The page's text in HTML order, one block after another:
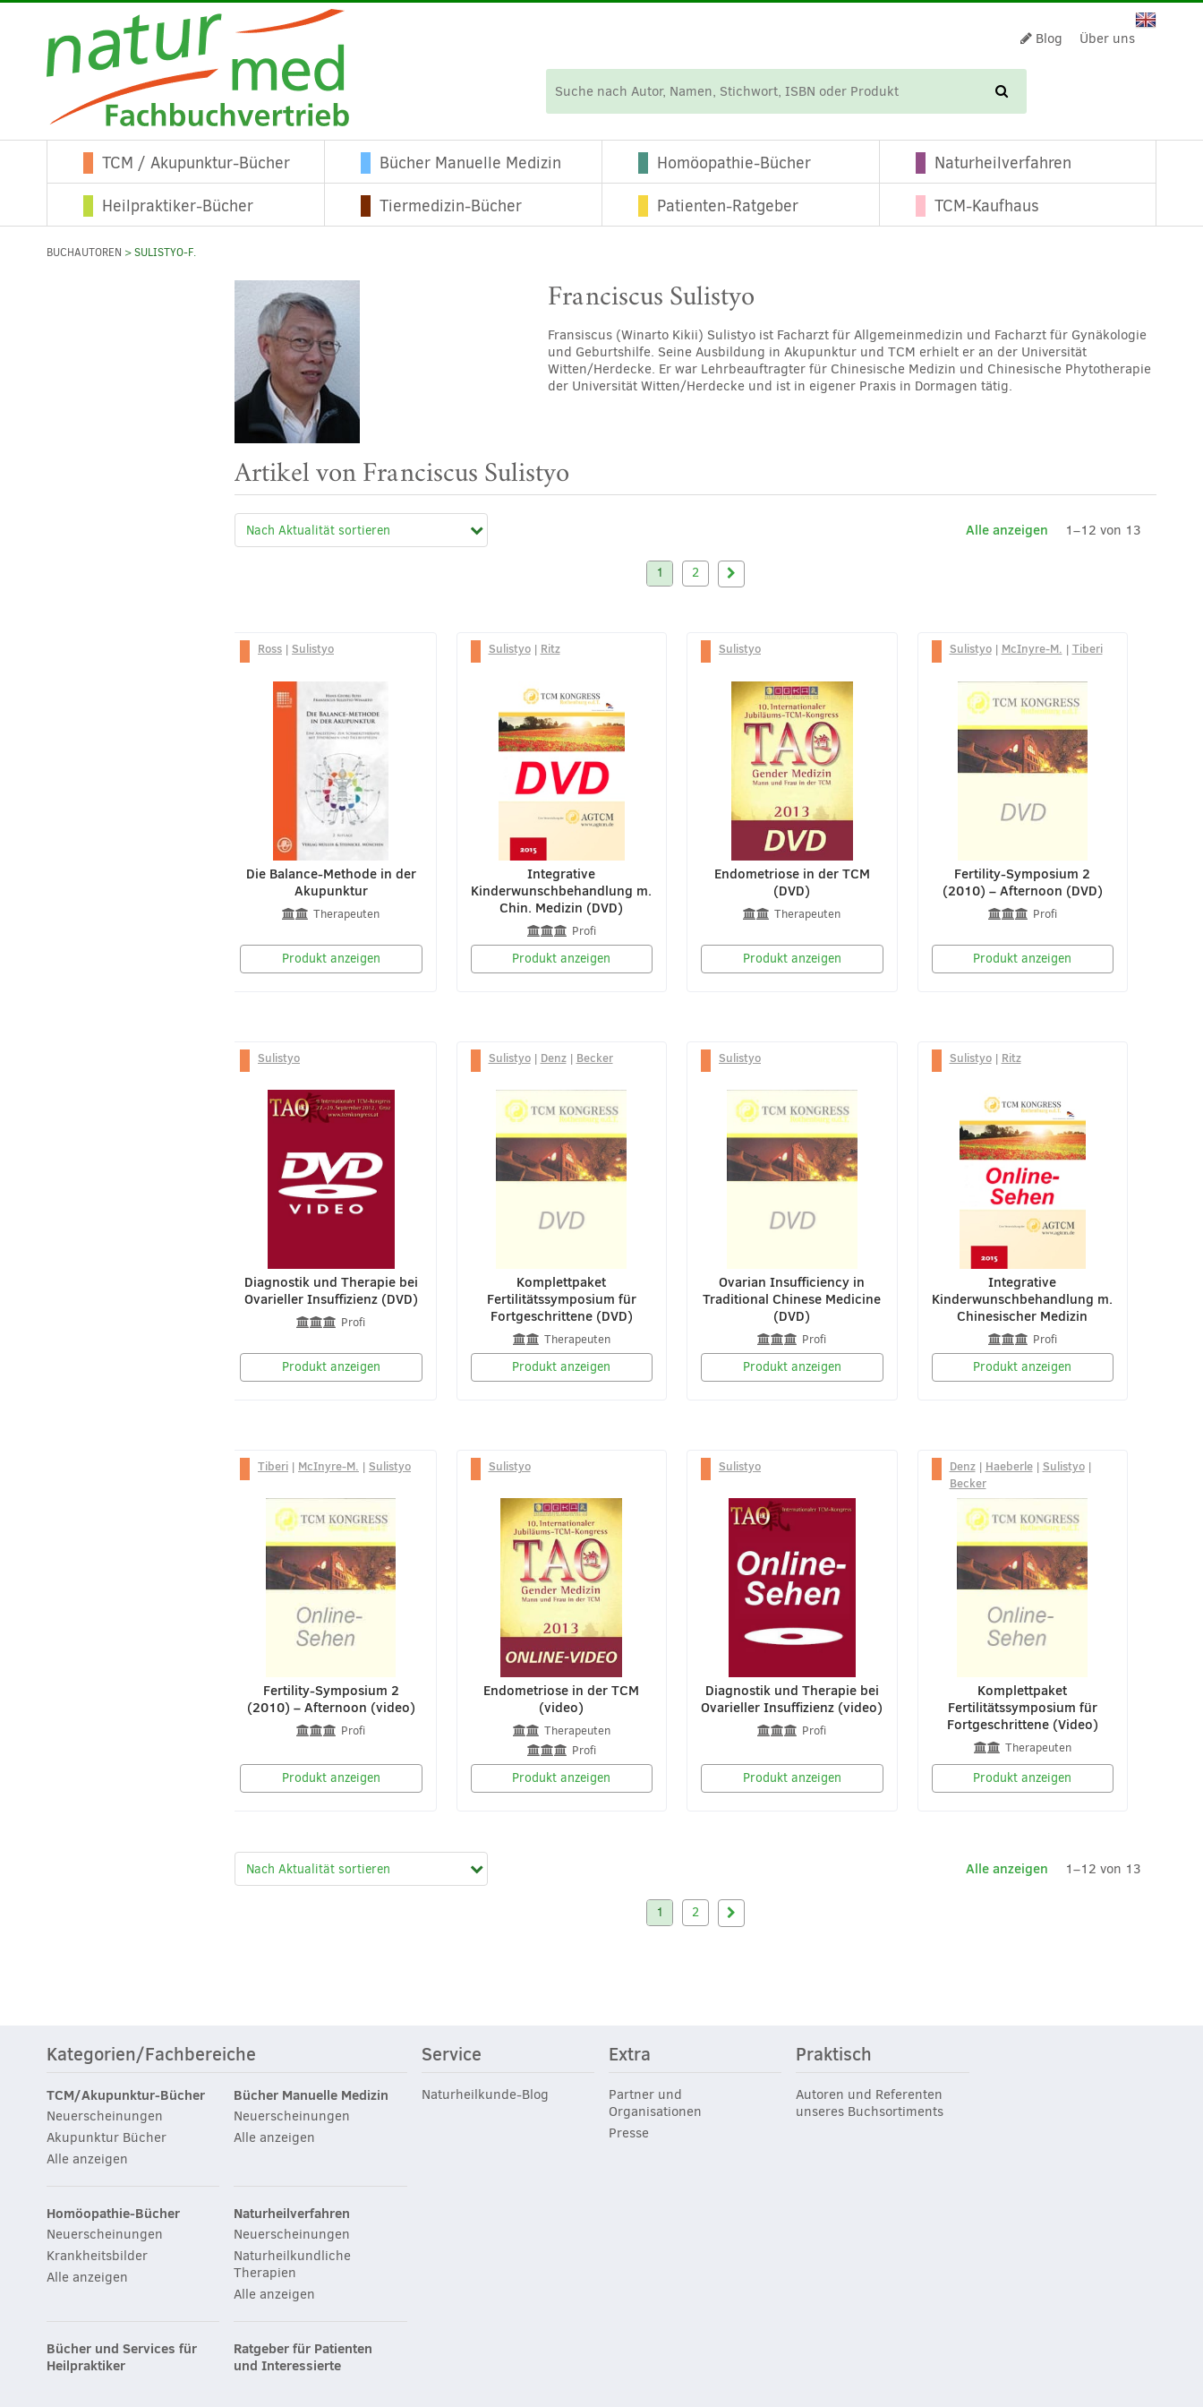
Blog Über uns
TCM / Akupunktur-Bücher Bücher Manuelle Medizin Homöopathie-Bücher
Naturheilverfahren
Heilpraktiker-Bücher
Tiermedizin-Bücher Patienten-Ratgeber TCM-Kaufhaus
BUCHAUTOREN > SULISTYO-F.
Franciscus Sulistyo
Fransiscus (Winarto Kikii) Sulistyo ist Facharzt für Allgemeinmedizin und Facharzt für Gynäkologie
und Geburtshilfe. Seine Ausbildung in Akupunktur und TCM erhielt er an der Universität
Witten/Herdecke. Er war Lehrbeauftragter für Chinesische Medizin und Chinesische Phytotherapie
der Universität Witten/Herdecke und ist in eigener Praxis in Dormagen tätig.
Artikel von Franciscus Sulistyo
Alle anzeigen 1–12 von 13
1 2
Ross | Sulistyo
Die Balance-Methode in der
Akupunktur
Therapeuten
Produkt anzeigen
Sulistyo| Ritz
Integrative
Kinderwunschbehandlung m.
Chin. Medizin (DVD)
Profi
Produkt anzeigen
Sulistyo
Endometriose in der TCM
(DVD)
Therapeuten
Produkt anzeigen
Sulistyo| McInyre-M. | Tiberi
Fertility-Symposium 2
(2010) – Afternoon (DVD)
Profi
Produkt anzeigen
Sulistyo
Diagnostik und Therapie bei
Ovarieller Insuffizienz (DVD)
Profi
Produkt anzeigen
Sulistyo| Denz| Becker
Komplettpaket
Fertilitätssymposium für
Fortgeschrittene (DVD)
Therapeuten
Produkt anzeigen
Sulistyo
Ovarian Insufficiency in
Traditional Chinese Medicine
(DVD)
Profi
Produkt anzeigen
Sulistyo| Ritz
Integrative
Kinderwunschbehandlung m.
Chinesischer Medizin
Profi
Produkt anzeigen
Tiberi | McInyre-M. | Sulistyo
Fertility-Symposium 2
(2010) – Afternoon (video)
Profi
Produkt anzeigen
Sulistyo
Endometriose in der TCM
(video)
Therapeuten
Profi
Produkt anzeigen
Sulistyo
Diagnostik und Therapie bei
Ovarieller Insuffizienz (video)
Profi
Produkt anzeigen
Denz| Haeberle| Sulistyo|
Becker
Komplettpaket
Fertilitätssymposium für
Fortgeschrittene (Video)
Therapeuten
Produkt anzeigen
Alle anzeigen 1–12 von 13
1 2
Kategorien/Fachbereiche
TCM/Akupunktur-Bücher
Neuerscheinungen
Akupunktur Bücher
Alle anzeigen
Bücher Manuelle Medizin
Neuerscheinungen
Alle anzeigen
Homöopathie-Bücher
Neuerscheinungen
Krankheitsbilder
Alle anzeigen
Naturheilverfahren
Neuerscheinungen
Naturheilkundliche
Therapien
Alle anzeigen
Bücher und Services für
Heilpraktiker
Ratgeber für Patienten
und Interessierte
Service
Naturheilkunde-Blog
Extra
Partner und
Organisationen
Presse
Praktisch
Autoren und Referenten
unseres Buchsortiments